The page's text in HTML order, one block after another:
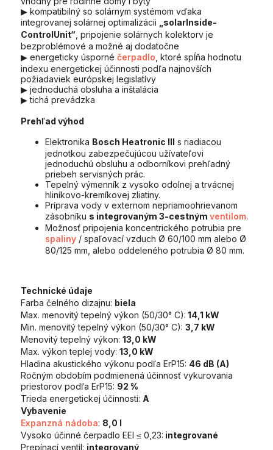
▶ kompatibilný so solárnym systémom vďaka
integrovanej solárnej optimalizácii
„solarInside-
ControlUnit“ , pripojenie solárnych kolektorv je
bezproblémové a možné aj dodatočne
▶ energeticky úsporné čerpadlo , ktoré spĺňa hodnotu
indexu energetickej účinnosti podľa najnovších
požiadaviek európskej legislatívy
▶ jednoduchá obsluha a inštalácia
▶ tichá prevádzka
Prehľad výhod
Elektronika Bosch Heatronic III s riadiacou
jednotkou zabezpečujúcou užívateľovi
jednoduchú obsluhu a odborníkovi prehľadný
priebeh servisných prác.
Tepelný výmenník z vysoko odolnej a trvácnej
hliníkovo-kremíkovej zliatiny.
Príprava vody v externom nepriamoohrievanom
zásobníku s integrovaným 3-cestným ventilom.
Možnosť pripojenia koncentrického potrubia pre
spaliny / spaľovací vzduch Ø 60/100 mm alebo Ø
80/125 mm, alebo oddeleného potrubia Ø 80 mm.
Technické údaje
Farba čelného dizajnu: biela
Max. menovitý tepelný výkon (50/30° C): 14,1 kW
Min. menovitý tepelný výkon (50/30° C): 3,7 kW
Menovitý tepelný výkon: 13,0 kW
Max. výkon teplej vody: 13,0 kW
Hladina akustického výkonu podľa ErP15: 46 dB (A)
Ročným obdobím podmienená účinnosť vykurovania
priestorov podľa ErP15: 92 %
Trieda energetickej účinnosti: A
Vybavenie
Expanzná nádoba: 8,0 l
Vysoko účinné čerpadlo EEI ≤ 0,23: integrované
Prepínací ventil: integrovaný